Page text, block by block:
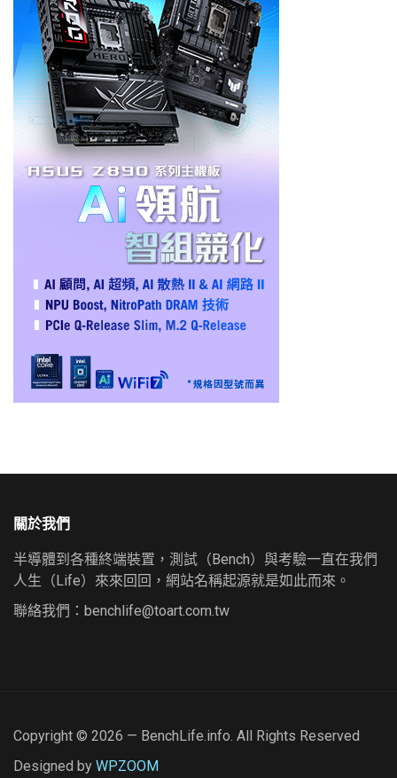
關於我們
半導體到各種終端裝置，測試（Bench）與考驗一直在我們
人生（Life）來來回回，網站名稱起源就是如此而來。
聯絡我們： benchlife@toart.com.tw
Copyright © 2026 — BenchLife.info. All Rights Reserved
Designed by WPZOOM